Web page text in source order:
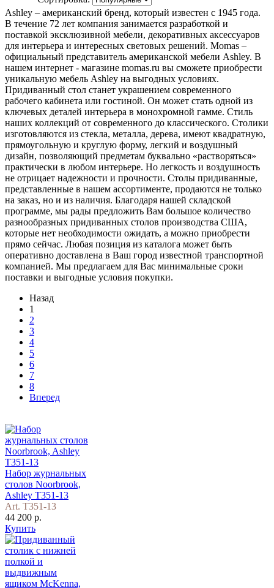
Ashley – американский бренд, который известен с 1945 года.
В течение 72 лет компания занимается разработкой и
поставкой эксклюзивной мебели, декоративных аксессуаров
для интерьера и интересных световых решений. Momas –
официальный представитель американской мебели Ashley. В
нашем интернет - магазине momas.ru вы сможете приобрести
уникальную мебель Аshley на выгодных условиях.
Придиванный стол станет украшением современного
рабочего кабинета или гостиной. Он может стать одной из
ключевых деталей интерьера в монохромной гамме. Стиль
наших коллекций от современного до классического. Столики
изготовляются из стекла, металла, дерева, имеют квадратную,
прямоугольную и круглую форму, легкий и воздушный
дизайн, позволяющий предметам буквально «растворяться»
практически в любом интерьере. Но легкость и воздушность
не отрицает надежности и прочности. Столы придиванные,
представленные в нашем ассортименте, продаются не только
на заказ, но и из наличия. Благодаря нашей складской
программе, мы рады предложить Вам большое количество
разнообразных придиванных столов производства США,
которые нет необходимости ожидать, а можно приобрести
прямо сейчас. Любая позиция из каталога может быть
оперативно доставлена в Ваш город известной транспортной
компанией. Мы предлагаем для Вас минимальные сроки
поставки и выгодные условия покупки.
Назад
1
2
3
4
5
6
7
8
Вперед
Набор журнальных
столов Noorbrook,
Ashley T351-13
Art. T351-13
44 200 р.
Купить